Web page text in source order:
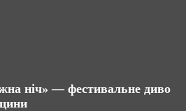
ніч» — фестивальне диво